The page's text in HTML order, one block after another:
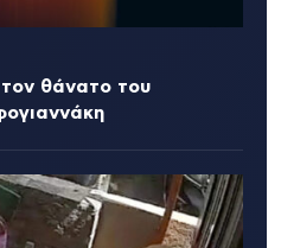
θάνατο του